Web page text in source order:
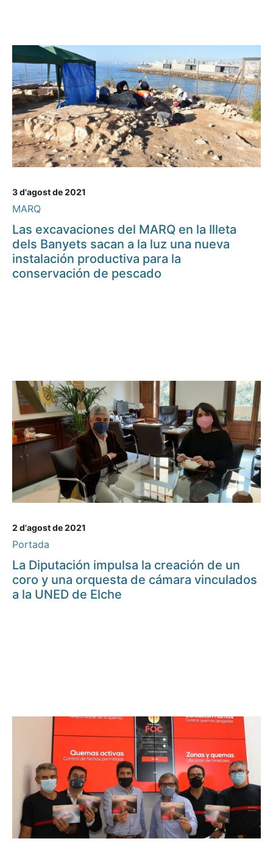
3 d'agost de 2021
MARQ
Las excavaciones del MARQ en la Illeta
dels Banyets sacan a la luz una nueva
instalación productiva para la
conservación de pescado
2 d'agost de 2021
Portada
La Diputación impulsa la creación de un
coro y una orquesta de cámara vinculados
a la UNED de Elche